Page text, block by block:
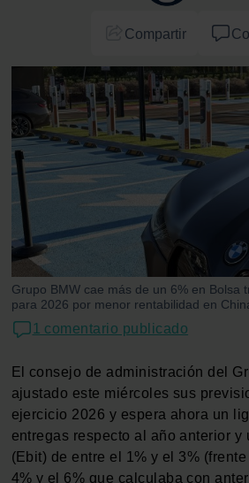
Compartir
Grupo BMW cae más de un 6% en Bolsa
para 2026 por menor rentabilidad en
1 comentario publicado
El consejo de administración del
ajustado este miércoles sus
ejercicio 2026 y espera ahora un
entregas respecto al año anterior y
(Ebit) de entre el 1% y el 3%
4% y el 6% que calculaba con